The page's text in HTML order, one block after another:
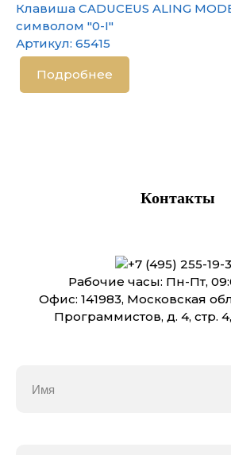
Клавиша CADUCEUS ALING
символом "0-I"
Артикул: 65415
Подробнее
Контакты
+7 (495) 255-19-
Рабочие часы: Пн-Пт,
Офис: 141983, Московская
Программистов, д. 4, стр.